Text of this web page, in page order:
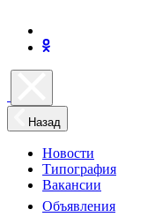
Назад
Новости
Типография
Вакансии
Объявления